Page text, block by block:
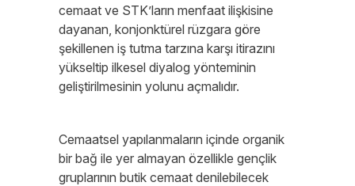
cemaat ve STK’ların menfaat ilişkisine
dayanan, konjonktürel rüzgara göre
şekillenen iş tutma tarzına karşı itirazını
yükseltip ilkesel diyalog yönteminin
geliştirilmesinin yolunu açmalıdır.
Cemaatsel yapılanmaların içinde organik
bir bağ ile yer almayan özellikle gençlik
gruplarının butik cemaat denilebilecek